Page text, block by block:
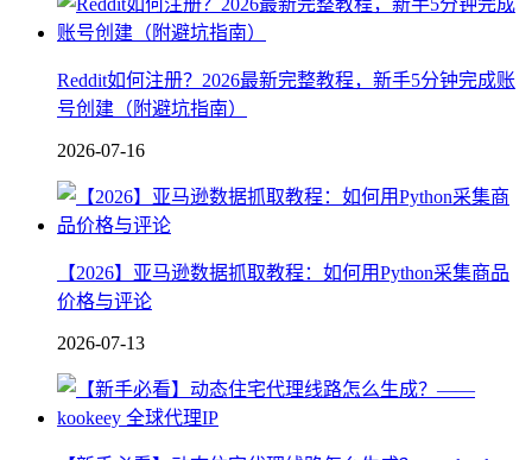
Reddit如何注册？2026最新完整教程，新手5分钟完成账
号创建（附避坑指南）
2026-07-16
【2026】亚马逊数据抓取教程：如何用Python采集商品
价格与评论
2026-07-13